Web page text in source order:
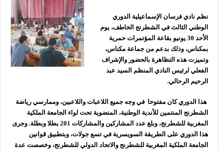
نظم نادي فرسان الإسماعيلية الدوري
الوطني الثالث في الشطرنج الخاطف، يوم
الأحد 30 يونيو بقاعة المؤتمرات حمرية
بمكناس، وذلك بدعم من جماعة مكناس،
وتميزت هذه التظاهرة بالحضور والإشراف
الفعلي لرئيس النادي المنظم السيد عبد
الرحيم الرحالي.
هذا الدوري كان مفتوحا في وجه جميع اللاعبات واللاعبين، وممارسي رياضة
الشطرنج المنتمين للأندية الوطنية، المنضوية تحت لواء الجامعة الملكية
المغربية للشطرنج، وبلغ عدد المشاركين والمشاركات 201 بطلا وبطلة. وجرى
هذا الدوري على الطريقة السويسرية في تسع جولات، وبتطبيق قوانين
الجامعة الملكية المغربية للشطرنج والاتحاد الدولي للشطرنج، وخصصت عدة